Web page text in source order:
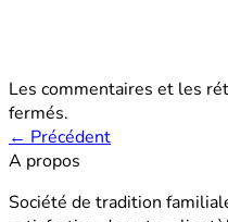
Les commentaires et les
fermés.
← Précédent
A propos
Société de tradition